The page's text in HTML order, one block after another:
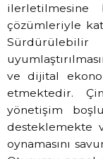
çözümleriyle
ve dijital
etmektedir.
yönetişim
desteklemekte
oynamasını